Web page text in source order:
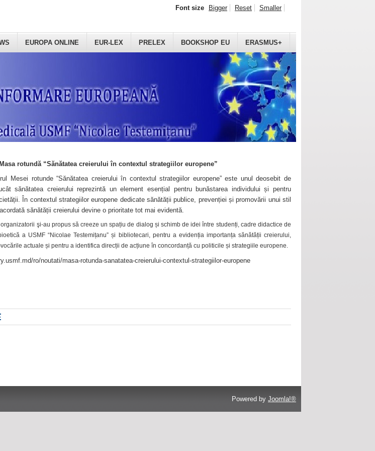
EUROPA ONLINE EUR-LEX PRELEX BOOKSHOP EU ERASMUS+
Font size Bigger Reset Smaller
Masa rotundă “Sănătatea creierului în contextul strategiilor europene”
Mesei rotunde “Sănătatea creierului în contextul strategiilor europene” este unul deosebit de
sănătatea creierului reprezintă un element esențial pentru bunăstarea individului și pentru
În contextul strategiilor europene dedicate sănătății publice, prevenției și promovării unui stil
sănătății creierului devine o prioritate tot mai evidentă.
şi-au propus să creeze un spațiu de dialog și schimb de idei între studenți, cadre didactice de
a USMF “Nicolae Testemițanu” și bibliotecari, pentru a evidenția importanța sănătății creierului,
actuale și pentru a identifica direcții de acțiune în concordanță cu politicile și strategiile europene.
ro/noutati/masa-rotunda-sanatatea-creierului-contextul-strategiilor-europene
Powered by Joomla!®